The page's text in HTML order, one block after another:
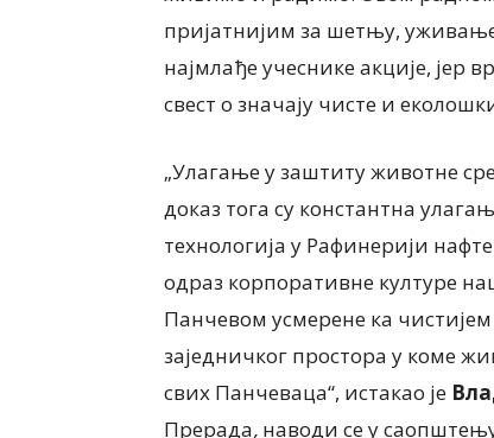
пријатнијим за шетњу,
најмлађе учеснике акције, јер
свест о значају чисте и
„Улагање у заштиту животне
доказ тога су константна
технологија у Рафинерији
одраз корпоративне културе
Панчевом усмерене ка
заједничког простора у коме
свих Панчеваца“, истакао је
Прерада, наводи се у
Сања Створцова,
Галерије наивне
Ковачица
ГОВОРИ СРЦЕМ –
КОЈИ СЕ ДАНАС
7 августа, 2026
Хрћан, председница
жена „Јаношичанка“